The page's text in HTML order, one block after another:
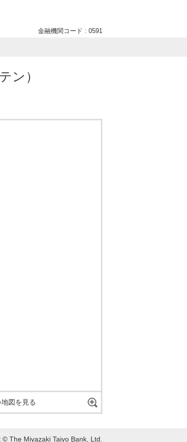
金融機関コード : 0591
ン）
図を見る
© The Miyazaki Taiyo Bank, Ltd.